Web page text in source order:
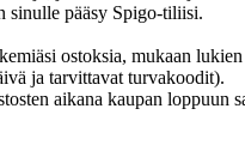
sinulle pääsy Spigo-tiliisi.
ostoksia, mukaan
ja tarvittavat turvakoodit).
aikana kaupan loppuun